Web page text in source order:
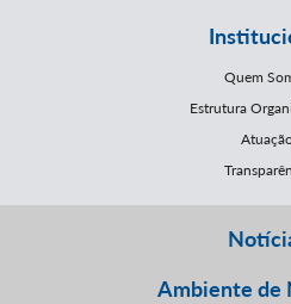
Quem
Estrutura
Ambiente de